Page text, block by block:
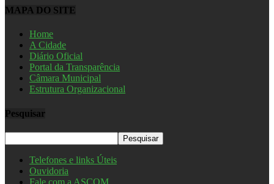
MAPA DO SITE
Home
A Cidade
Diário Oficial
Portal da Transparência
Câmara Municipal
Estrutura Organizacional
Pesquisar
Telefones e links Úteis
Ouvidoria
Fale com a ASCOM